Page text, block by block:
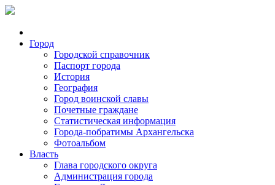
Город
Городской справочник
Паспорт города
История
География
Город воинской славы
Почетные граждане
Статистическая информация
Города-побратимы Архангельска
Фотоальбом
Власть
Глава городского округа
Администрация города